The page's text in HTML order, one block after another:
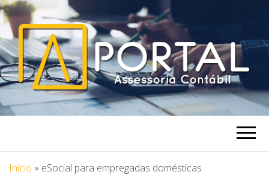
PORTAL
ASSESSORIA
Blog Portal Assessoria
Início » eSocial para empregadas domésticas